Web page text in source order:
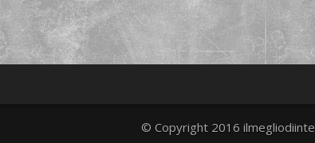
© Copyright 2016